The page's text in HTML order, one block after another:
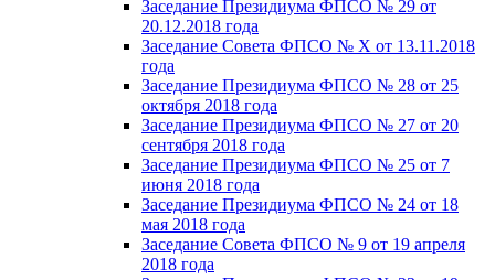
Заседание Президиума ФПСО № 29 от
20.12.2018 года
Заседание Совета ФПСО № X от 13.11.2018
года
Заседание Президиума ФПСО № 28 от 25
октября 2018 года
Заседание Президиума ФПСО № 27 от 20
сентября 2018 года
Заседание Президиума ФПСО № 25 от 7
июня 2018 года
Заседание Президиума ФПСО № 24 от 18
мая 2018 года
Заседание Совета ФПСО № 9 от 19 апреля
2018 года